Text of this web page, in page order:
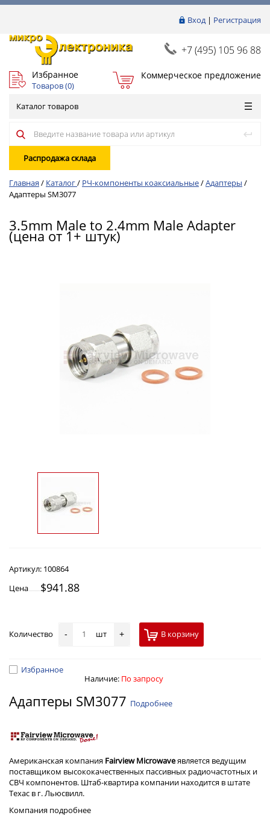
Вход| Регистрация
+7 (495) 105 96 88
Избранное
Товаров (0)
Коммерческое предложение
Каталог товаров
Распродажа склада
Главная / Каталог/ РЧ-компоненты коаксиальные/Адаптеры /
Адаптеры SM3077
3.5mm Male to 2.4mm Male Adapter
(цена от 1+ штук)
Артикул: 100864
Цена
$941.88
Количество - шт + В корзину
Избранное
Наличие: По запросу
Адаптеры SM3077 Подробнее
Американская компания Fairview Microwaveявляется ведущим
поставщиком высококачественных пассивных радиочастотных и
СВЧ компонентов. Штаб-квартира компании находится в штате
Техас в г. Льюсвилл.
Компания подробнее